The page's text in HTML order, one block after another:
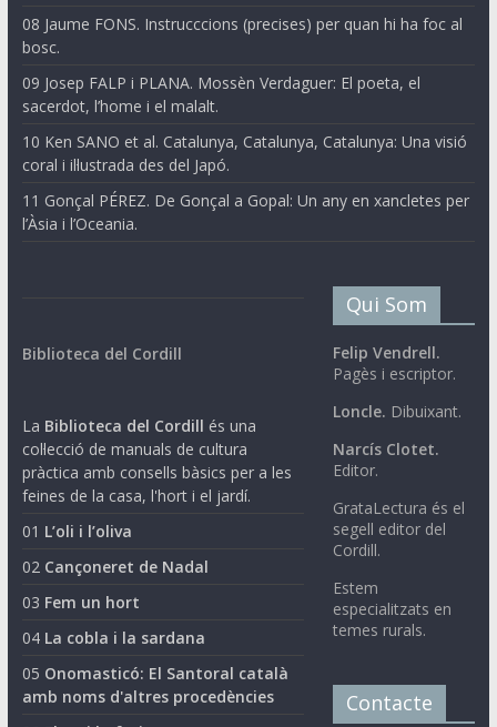
08 Jaume FONS. Instrucccions (precises) per quan hi ha foc al
bosc.
09 Josep FALP i PLANA. Mossèn Verdaguer: El poeta, el
sacerdot, l’home i el malalt.
10 Ken SANO et al. Catalunya, Catalunya, Catalunya: Una visió
coral i il·lustrada des del Japó.
11 Gonçal PÉREZ. De Gonçal a Gopal: Un any en xancletes per
l’Àsia i l’Oceania.
Biblioteca del Cordill
La Biblioteca del Cordill és una
col·lecció de manuals de cultura
pràctica amb consells bàsics per a les
feines de la casa, l'hort i el jardí.
01 L’oli i l’oliva
02 Cançoneret de Nadal
03 Fem un hort
04 La cobla i la sardana
05 Onomasticó: El Santoral català
amb noms d'altres procedències
Qui Som
Felip Vendrell.
Pagès i escriptor.
Loncle. Dibuixant.
Narcís Clotet.
Editor.
GrataLectura és el
segell editor del
Cordill.
Estem
especialitzats en
temes rurals.
Contacte